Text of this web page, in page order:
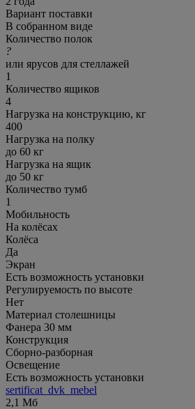
Вариант поставки
В собранном виде
Количество полок
?
или ярусов для стеллажей
1
Количество ящиков
4
Нагрузка на конструкцию, кг
400
Нагрузка на полку
до 60 кг
Нагрузка на ящик
до 50 кг
Количество тумб
1
Мобильность
На колёсах
Колёса
Да
Экран
Есть возможность установки
Регулируемость по высоте
Нет
Материал столешницы
Фанера 30 мм
Конструкция
Сборно-разборная
Освещение
Есть возможность установки
sertificat_dvk_mebel
2,1 Мб